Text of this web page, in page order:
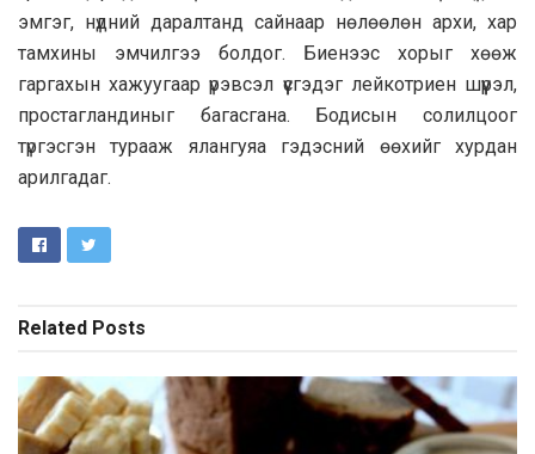
эмгэг, нүдний даралтанд сайнаар нөлөөлөн архи, хар
тамхины эмчилгээ болдог. Биенээс хорыг хөөж
гаргахын хажуугаар үрэвсэл үүсгэдэг лейкотриен шүүрэл,
простагландиныг багасгана. Бодисын солилцоог
түргэсгэн турааж ялангуяа гэдэсний өөхийг хурдан
арилгадаг.
Related Posts